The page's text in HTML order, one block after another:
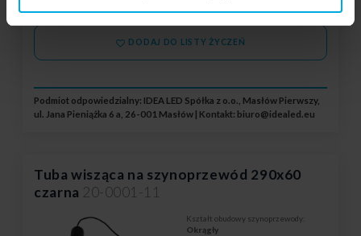
DODAJ DO LISTY ŻYCZEŃ
Podmiot odpowiedzialny: IDEA LED Spółka z o.o., Masłów Pierwszy,
ul. Jana Pieniążka 6 a, 26-001 Masłów | Kontakt: biuro@idealed.eu
Tuba wisząca na szynoprzewód 290x60
czarna 20-0001-11
Kształt obudowy szynoprzewody:
Okrągły